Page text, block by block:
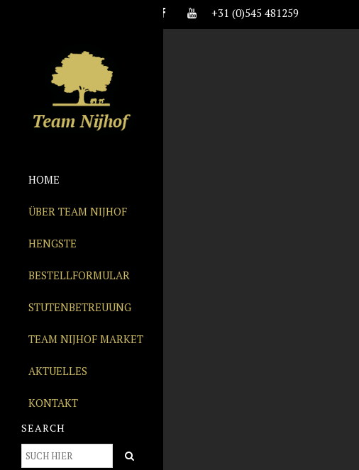
+31 (0)545 481259
HOME
ÜBER TEAM NIJHOF
HENGSTE
BESTELLFORMULAR
STUTENBETREUUNG
TEAM NIJHOF MARKET
AKTUELLES
KONTAKT
SEARCH